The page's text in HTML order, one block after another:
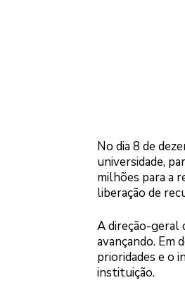
No dia 8 de
universidade,
milhões para a
liberação de
A direção-geral
avançando. Em
prioridades e o
instituição.